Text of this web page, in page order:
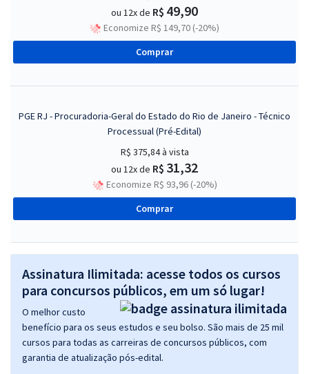
ou 12x de R$ 49,90
Economize R$ 149,70 (-20%)
Comprar
PGE RJ - Procuradoria-Geral do Estado do Rio de Janeiro - Técnico
Processual (Pré-Edital)
R$ 375,84à vista
ou 12x de R$ 31,32
Economize R$ 93,96 (-20%)
Comprar
Assinatura Ilimitada: acesse todos os cursos
para concursos públicos, em um só lugar!
O melhor custo
benefício para os seus estudos e seu bolso. São mais de 25 mil
cursos para todas as carreiras de concursos públicos, com
garantia de atualização pós-edital.